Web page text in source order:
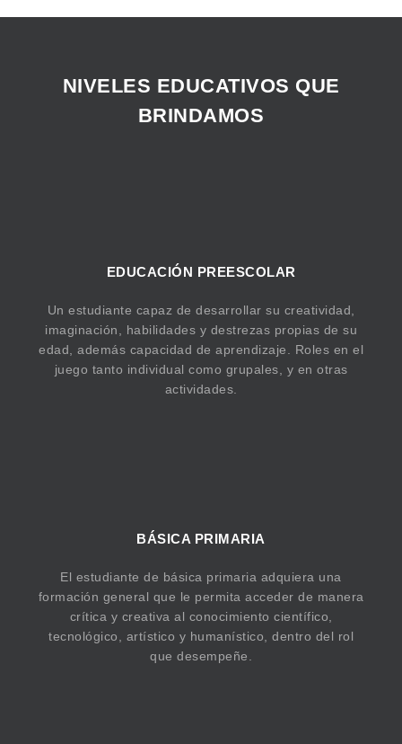
NIVELES EDUCATIVOS QUE
BRINDAMOS
EDUCACIÓN PREESCOLAR
Un estudiante capaz de desarrollar su creatividad,
imaginación, habilidades y destrezas propias de su
edad, además capacidad de aprendizaje. Roles en el
juego tanto individual como grupales, y en otras
actividades.
BÁSICA PRIMARIA
El estudiante de básica primaria adquiera una
formación general que le permita acceder de manera
crítica y creativa al conocimiento científico,
tecnológico, artístico y humanístico, dentro del rol
que desempeñe.